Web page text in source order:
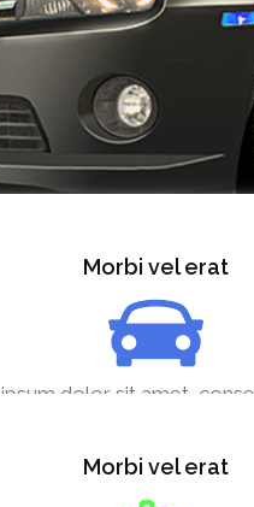
Morbi vel erat
ipsum dolor sit amet,
elit, sed d veniam
Morbi vel erat